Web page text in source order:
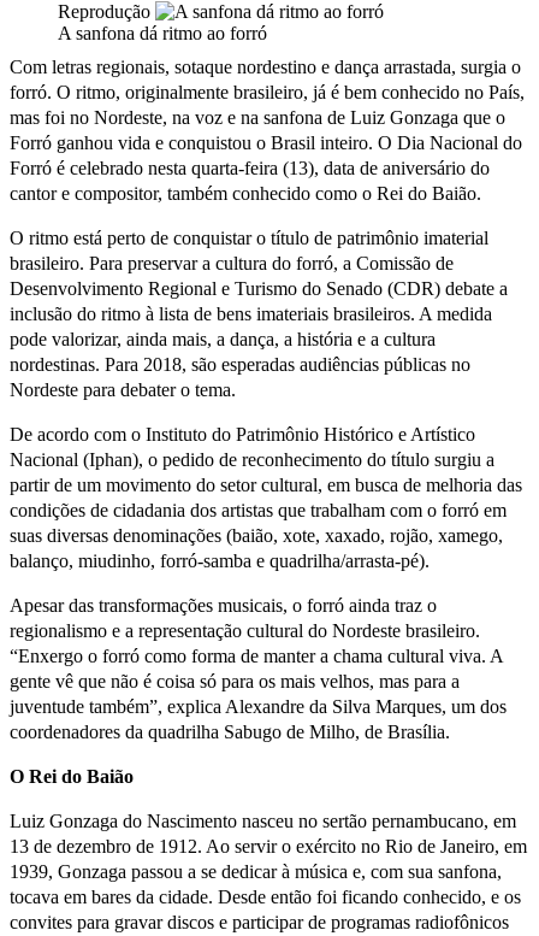
Reprodução
A sanfona dá ritmo ao forró
Com letras regionais, sotaque nordestino e dança arrastada, surgia o
forró. O ritmo, originalmente brasileiro, já é bem conhecido no País,
mas foi no Nordeste, na voz e na sanfona de Luiz Gonzaga que o
Forró ganhou vida e conquistou o Brasil inteiro. O Dia Nacional do
Forró é celebrado nesta quarta-feira (13), data de aniversário do
cantor e compositor, também conhecido como o Rei do Baião.
O ritmo está perto de conquistar o título de patrimônio imaterial
brasileiro. Para preservar a cultura do forró, a Comissão de
Desenvolvimento Regional e Turismo do Senado (CDR) debate a
inclusão do ritmo à lista de bens imateriais brasileiros. A medida
pode valorizar, ainda mais, a dança, a história e a cultura
nordestinas. Para 2018, são esperadas audiências públicas no
Nordeste para debater o tema.
De acordo com o Instituto do Patrimônio Histórico e Artístico
Nacional (Iphan), o pedido de reconhecimento do título surgiu a
partir de um movimento do setor cultural, em busca de melhoria das
condições de cidadania dos artistas que trabalham com o forró em
suas diversas denominações (baião, xote, xaxado, rojão, xamego,
balanço, miudinho, forró-samba e quadrilha/arrasta-pé).
Apesar das transformações musicais, o forró ainda traz o
regionalismo e a representação cultural do Nordeste brasileiro.
“Enxergo o forró como forma de manter a chama cultural viva. A
gente vê que não é coisa só para os mais velhos, mas para a
juventude também”, explica Alexandre da Silva Marques, um dos
coordenadores da quadrilha Sabugo de Milho, de Brasília.
O Rei do Baião
Luiz Gonzaga do Nascimento nasceu no sertão pernambucano, em
13 de dezembro de 1912. Ao servir o exército no Rio de Janeiro, em
1939, Gonzaga passou a se dedicar à música e, com sua sanfona,
tocava em bares da cidade. Desde então foi ficando conhecido, e os
convites para gravar discos e participar de programas radiofônicos